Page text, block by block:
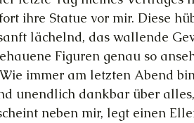
ihre Statue vor mir. Diese
lächelnd, das wallende
Figuren genau so
immer am letzten Abend
unendlich dankbar über
neben mir, legt einen